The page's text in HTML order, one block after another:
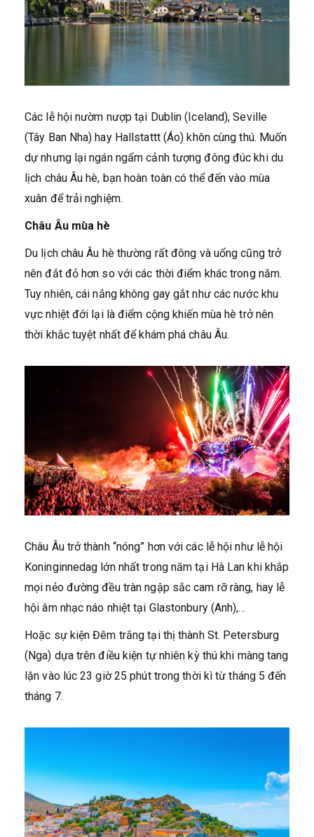
Các lễ hội nườm nượp tại Dublin (Iceland), Seville
(Tây Ban Nha) hay Hallstattt (Áo) khôn cùng thú. Muốn
dự nhưng lại ngán ngẩm cảnh tượng đông đúc khi du
lịch châu Âu hè, bạn hoàn toàn có thể đến vào mùa
xuân để trải nghiệm.
Châu Âu mùa hè
Du lịch châu Âu hè thường rất đông và uổng cũng trở
nên đắt đỏ hơn so với các thời điểm khác trong năm.
Tuy nhiên, cái nắng không gay gắt như các nước khu
vực nhiệt đới lại là điểm cộng khiến mùa hè trở nên
thời khắc tuyệt nhất để khám phá châu Âu.
Châu Âu trở thành “nóng” hơn với các lễ hội như lễ hội
Koninginnedag lớn nhất trong năm tại Hà Lan khi khắp
mọi nẻo đường đều tràn ngập sắc cam rỡ ràng, hay lễ
hội âm nhạc náo nhiệt tại Glastonbury (Anh),…
Hoặc sự kiện Đêm trắng tại thị thành St. Petersburg
(Nga) dựa trên điều kiện tự nhiên kỳ thú khi màng tang
lặn vào lúc 23 giờ 25 phút trong thời kì từ tháng 5 đến
tháng 7.